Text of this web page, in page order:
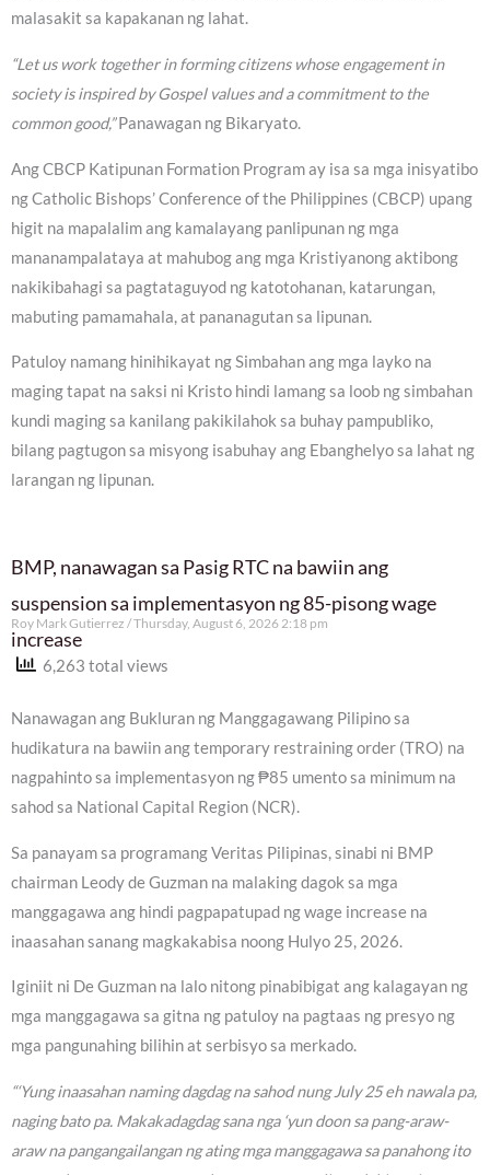
malasakit sa kapakanan ng lahat.
“Let us work together in forming citizens whose engagement in
society is inspired by Gospel values and a commitment to the
common good,”Panawagan ng Bikaryato.
Ang CBCP Katipunan Formation Program ay isa sa mga inisyatibo
ng Catholic Bishops’ Conference of the Philippines (CBCP) upang
higit na mapalalim ang kamalayang panlipunan ng mga
mananampalataya at mahubog ang mga Kristiyanong aktibong
nakikibahagi sa pagtataguyod ng katotohanan, katarungan,
mabuting pamamahala, at pananagutan sa lipunan.
Patuloy namang hinihikayat ng Simbahan ang mga layko na
maging tapat na saksi ni Kristo hindi lamang sa loob ng simbahan
kundi maging sa kanilang pakikilahok sa buhay pampubliko,
bilang pagtugon sa misyong isabuhay ang Ebanghelyo sa lahat ng
larangan ng lipunan.
BMP, nanawagan sa Pasig RTC na bawiin ang
suspension sa implementasyon ng 85-pisong wage
increase
Roy Mark Gutierrez Thursday, August 6, 2026 2:18 pm
6,263 total views
Nanawagan ang Bukluran ng Manggagawang Pilipino sa
hudikatura na bawiin ang temporary restraining order (TRO) na
nagpahinto sa implementasyon ng ₱85 umento sa minimum na
sahod sa National Capital Region (NCR).
Sa panayam sa programang Veritas Pilipinas, sinabi ni BMP
chairman Leody de Guzman na malaking dagok sa mga
manggagawa ang hindi pagpapatupad ng wage increase na
inaasahan sanang magkakabisa noong Hulyo 25, 2026.
Iginiit ni De Guzman na lalo nitong pinabibigat ang kalagayan ng
mga manggagawa sa gitna ng patuloy na pagtaas ng presyo ng
mga pangunahing bilihin at serbisyo sa merkado.
“‘Yung inaasahan naming dagdag na sahod nung July 25 eh nawala pa,
naging bato pa. Makakadagdag sana nga ‘yun doon sa pang-araw-
araw na pangangailangan ng ating mga manggagawa sa panahong ito